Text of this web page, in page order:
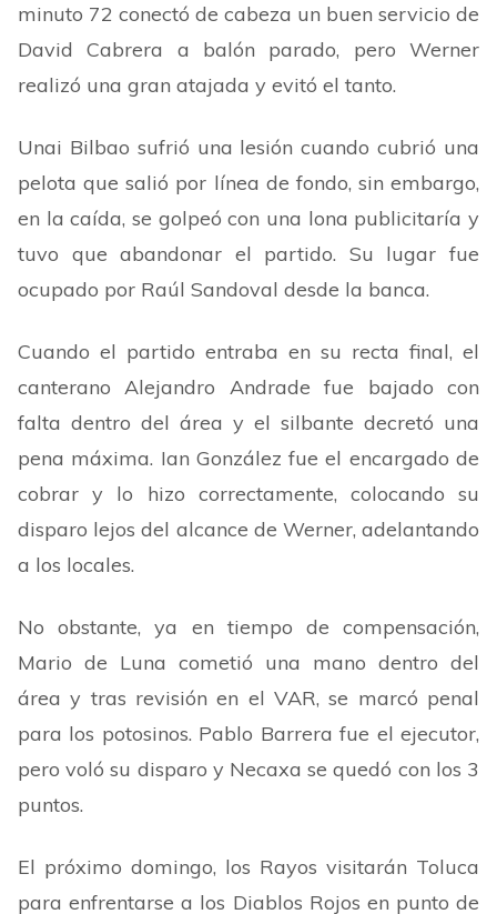
minuto 72 conectó de cabeza un buen servicio de
David Cabrera a balón parado, pero Werner
realizó una gran atajada y evitó el tanto.
Unai Bilbao sufrió una lesión cuando cubrió una
pelota que salió por línea de fondo, sin embargo,
en la caída, se golpeó con una lona publicitaría y
tuvo que abandonar el partido. Su lugar fue
ocupado por Raúl Sandoval desde la banca.
Cuando el partido entraba en su recta final, el
canterano Alejandro Andrade fue bajado con
falta dentro del área y el silbante decretó una
pena máxima. Ian González fue el encargado de
cobrar y lo hizo correctamente, colocando su
disparo lejos del alcance de Werner, adelantando
a los locales.
No obstante, ya en tiempo de compensación,
Mario de Luna cometió una mano dentro del
área y tras revisión en el VAR, se marcó penal
para los potosinos. Pablo Barrera fue el ejecutor,
pero voló su disparo y Necaxa se quedó con los 3
puntos.
El próximo domingo, los Rayos visitarán Toluca
para enfrentarse a los Diablos Rojos en punto de